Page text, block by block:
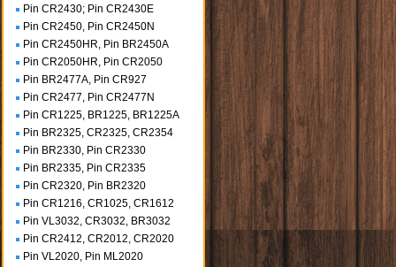
Pin CR2430; Pin CR2430E
Pin CR2450, Pin CR2450N
Pin CR2450HR, Pin BR2450A
Pin CR2050HR, Pin CR2050
Pin BR2477A, Pin CR927
Pin CR2477, Pin CR2477N
Pin CR1225, BR1225, BR1225A
Pin BR2325, CR2325, CR2354
Pin BR2330, Pin CR2330
Pin BR2335, Pin CR2335
Pin CR2320, Pin BR2320
Pin CR1216, CR1025, CR1612
Pin VL3032, CR3032, BR3032
Pin CR2412, CR2012, CR2020
Pin VL2020, Pin ML2020